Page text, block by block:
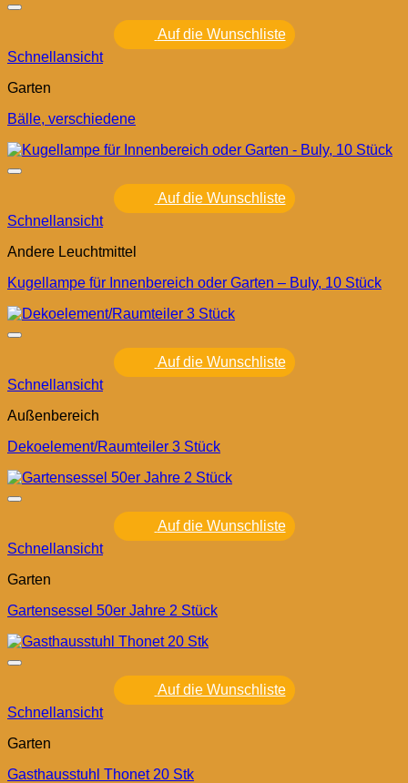
Auf die Wunschliste
Schnellansicht
Garten
Bälle, verschiedene
Auf die Wunschliste
Schnellansicht
Andere Leuchtmittel
Kugellampe für Innenbereich oder Garten – Buly, 10 Stück
Auf die Wunschliste
Schnellansicht
Außenbereich
Dekoelement/Raumteiler 3 Stück
Auf die Wunschliste
Schnellansicht
Garten
Gartensessel 50er Jahre 2 Stück
Auf die Wunschliste
Schnellansicht
Garten
Gasthausstuhl Thonet 20 Stk